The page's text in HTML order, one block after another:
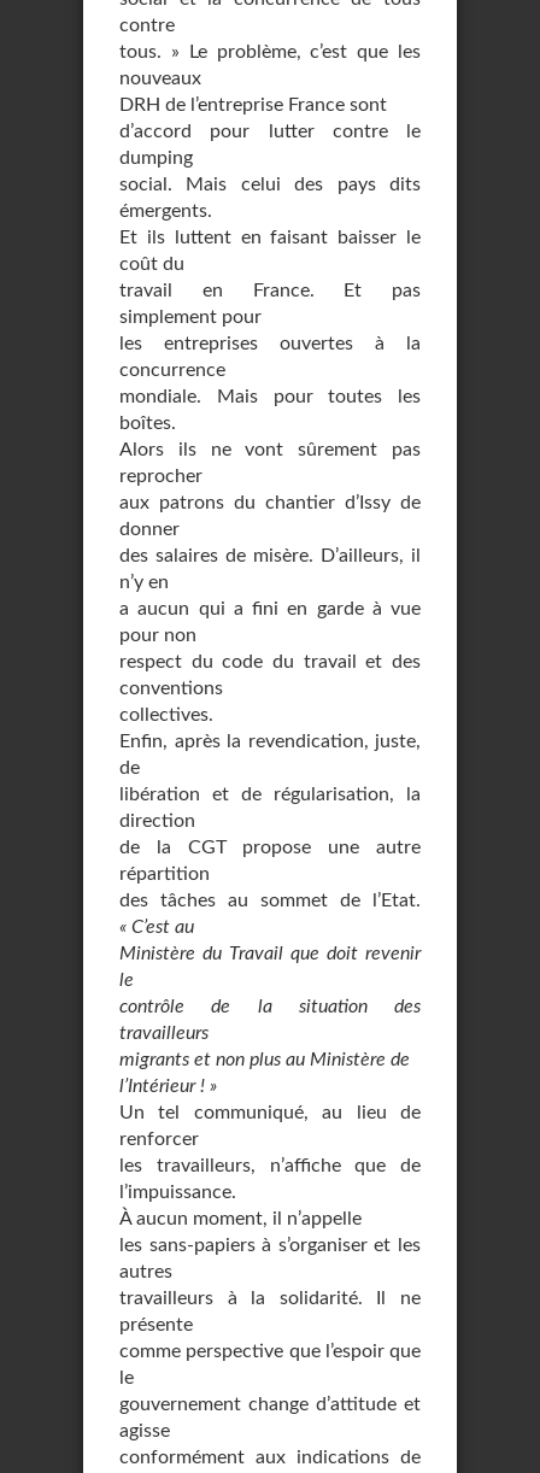
contre
tous. » Le problème, c’est que les
nouveaux
DRH de l’entreprise France sont
d’accord pour lutter contre le
dumping
social. Mais celui des pays dits
émergents.
Et ils luttent en faisant baisser le
coût du
travail en France. Et pas
simplement pour
les entreprises ouvertes à la
concurrence
mondiale. Mais pour toutes les
boîtes.
Alors ils ne vont sûrement pas
reprocher
aux patrons du chantier d’Issy de
donner
des salaires de misère. D’ailleurs, il
n’y en
a aucun qui a fini en garde à vue
pour non
respect du code du travail et des
conventions
collectives.
Enfin, après la revendication, juste,
de
libération et de régularisation, la
direction
de la CGT propose une autre
répartition
des tâches au sommet de l’Etat.
« C’est au
Ministère du Travail que doit revenir
le
contrôle de la situation des
travailleurs
migrants et non plus au Ministère de
l’Intérieur ! »
Un tel communiqué, au lieu de
renforcer
les travailleurs, n’affiche que de
l’impuissance.
À aucun moment, il n’appelle
les sans-papiers à s’organiser et les
autres
travailleurs à la solidarité. Il ne
présente
comme perspective que l’espoir que
le
gouvernement change d’attitude et
agisse
conformément aux indications de